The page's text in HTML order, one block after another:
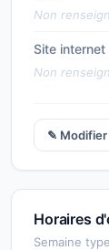
Non
Site internet
Non
✎ Modifier
Horaires
Semaine type